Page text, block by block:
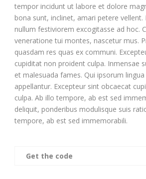
tempor incidunt ut labore et dolore
bona sunt, inclinet, amari petere
nullum festiviorem excogitasse ad hoc.
veneratione tui montes, nascetur mus.
quasdam res quas ex communi.
cupiditat non proident culpa. Inmensae
et malesuada fames. Qui ipsorum
appellantur. Excepteur sint obcaecat
culpa. Ab illo tempore, ab est sed
deliquit, ponderibus modulisque suis
tempore, ab est sed immemorabili.
Get the code